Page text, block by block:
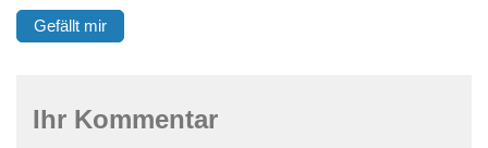
Gefällt mir
Ihr Kommentar